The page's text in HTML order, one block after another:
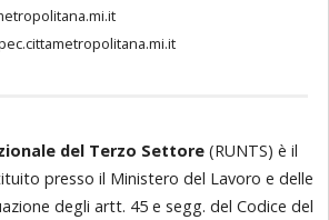
del Terzo Settore (RUNTS) è il
presso il Ministero del Lavoro e delle
degli artt. 45 e segg. del Codice del